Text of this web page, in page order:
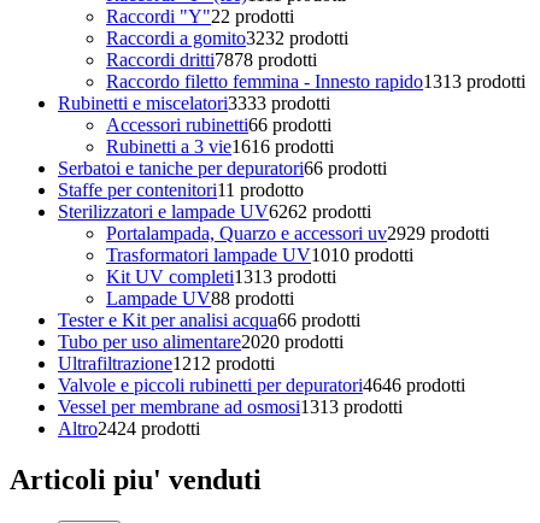
Raccordi "Y"22 prodotti
Raccordi a gomito3232 prodotti
Raccordi dritti7878 prodotti
Raccordo filetto femmina - Innesto rapido1313 prodotti
Rubinetti e miscelatori3333 prodotti
Accessori rubinetti66 prodotti
Rubinetti a 3 vie1616 prodotti
Serbatoi e taniche per depuratori66 prodotti
Staffe per contenitori11 prodotto
Sterilizzatori e lampade UV6262 prodotti
Portalampada, Quarzo e accessori uv2929 prodotti
Trasformatori lampade UV1010 prodotti
Kit UV completi1313 prodotti
Lampade UV88 prodotti
Tester e Kit per analisi acqua66 prodotti
Tubo per uso alimentare2020 prodotti
Ultrafiltrazione1212 prodotti
Valvole e piccoli rubinetti per depuratori4646 prodotti
Vessel per membrane ad osmosi1313 prodotti
Altro2424 prodotti
Articoli piu' venduti